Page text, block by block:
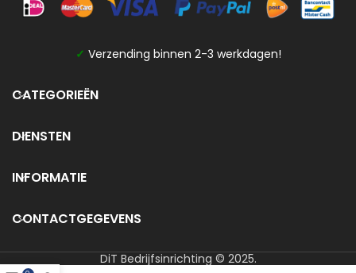
✓ Verzending binnen 2-3 werkdagen!
CATEGORIEËN
DIENSTEN
INFORMATIE
CONTACTGEGEVENS
DiT Bedrijfsinrichting © 2025.